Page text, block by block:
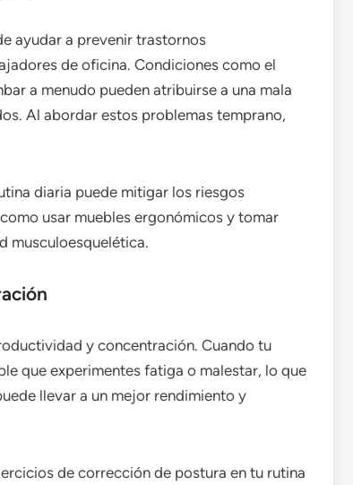
ayudar a prevenir trastornos
de oficina. Condiciones como el
a menudo pueden atribuirse a una mala
Al abordar estos problemas temprano,
diaria puede mitigar los riesgos
usar muebles ergonómicos y tomar
musculoesquelética.
y concentración. Cuando tu
que experimentes fatiga o malestar, lo que
llevar a un mejor rendimiento y
de corrección de postura en tu rutina